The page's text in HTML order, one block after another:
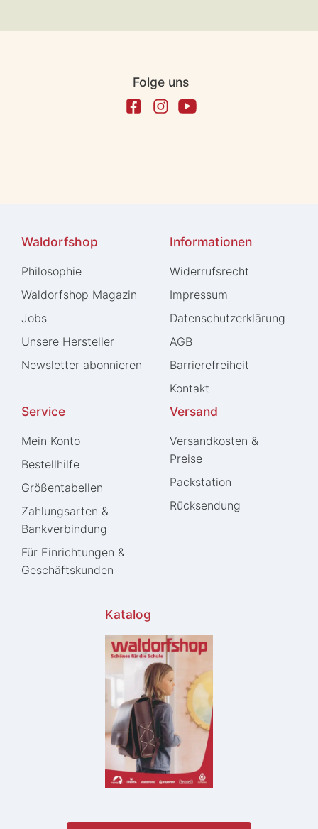
Folge uns
Waldorfshop
Philosophie
Waldorfshop Magazin
Jobs
Unsere Hersteller
Newsletter abonnieren
Informationen
Widerrufs­recht
Impressum
Daten­schutz­erklärung
AGB
Barrierefreiheit
Kontakt
Service
Mein Konto
Bestellhilfe
Größentabellen
Zahlungsarten &
Bankverbindung
Für Einrichtungen &
Geschäftskunden
Versand
Versandkosten &
Preise
Packstation
Rücksendung
Katalog